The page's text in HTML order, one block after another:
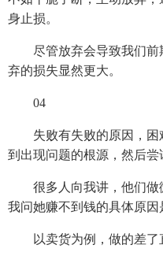
身止损。
尽管放弃会导致我们前
弃的损失显然更大。
04
失败有失败的原因，困
到出现问题的根源，然后尝
很多人向我讲，他们做
我问她赚不到钱的具体原因
以卖货为例，做的差了